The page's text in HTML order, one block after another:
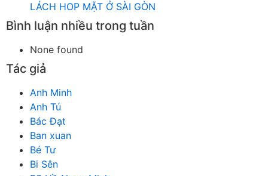
LÁCH HOP MẶT Ở SÀI GÒN
Bình luận nhiều trong tuần
None found
Tác giả
Anh Minh
Anh Tú
Bác Đạt
Ban xuan
Bé Tư
Bi Sên